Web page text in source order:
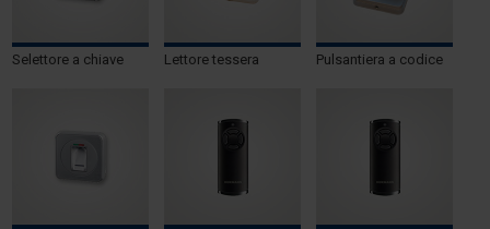
Selettore a chiave Lettore tessera Pulsantiera a codice